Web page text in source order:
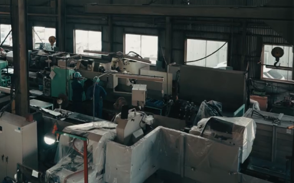
特殊加工
動バランス調整
リエンジニアリング